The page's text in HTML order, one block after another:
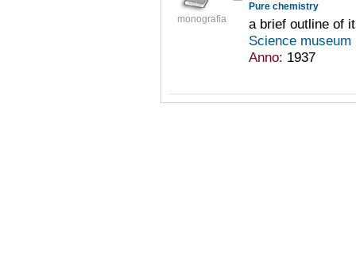
monografia
Pure chemistry
a brief outline of
Science
Anno: 1937